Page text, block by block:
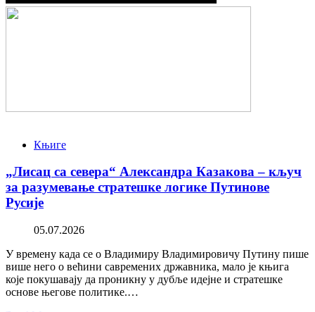
Књиге
„Лисац са севера“ Александра Казакова – кључ
за разумевање стратешке логике Путинове
Русије
05.07.2026
У времену када се о Владимиру Владимировичу Путину пише
више него о већини савремених државника, мало је књига
које покушавају да проникну у дубље идејне и стратешке
основе његове политике.…